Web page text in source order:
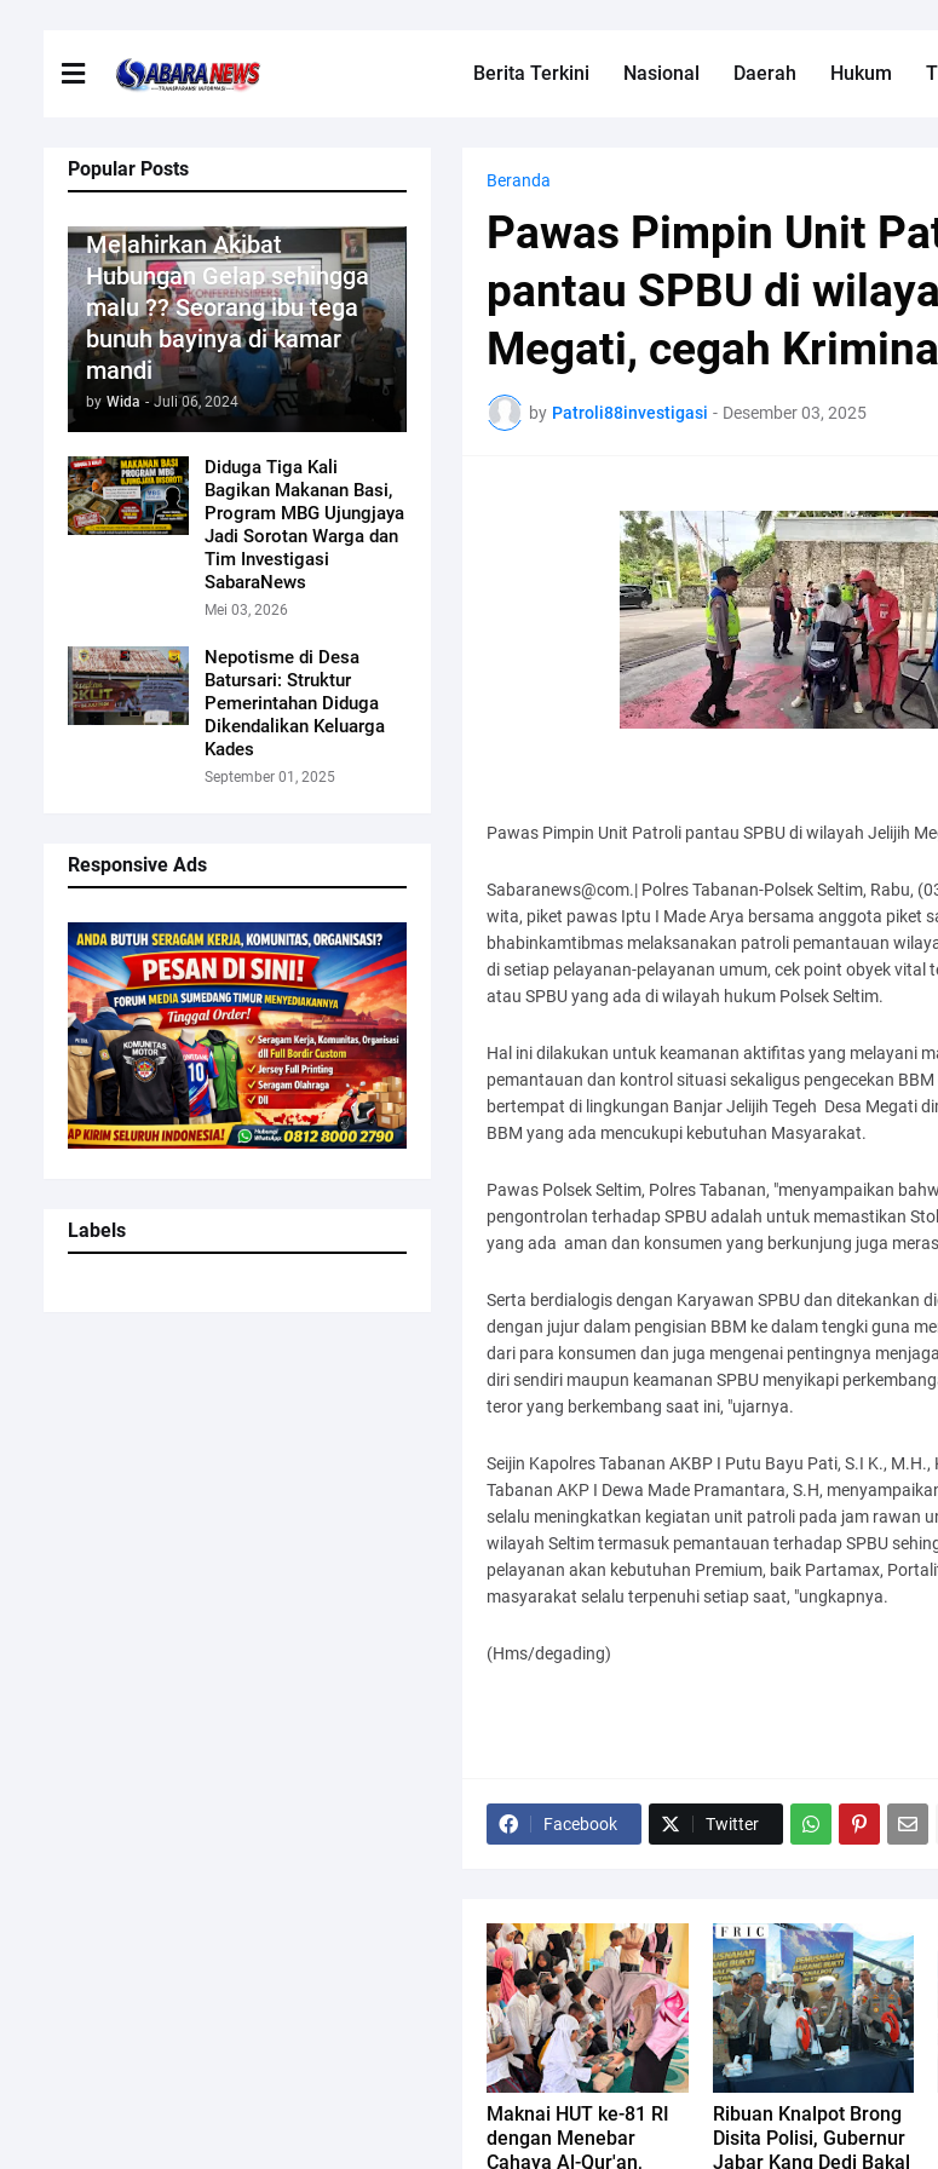
Berita Terkini Nasional Daerah Hukum
Popular Posts
Melahirkan Akibat
Hubungan Gelap sehingga
malu ?? Seorang ibu tega
bunuh bayinya di kamar
mandi
by Wida - Juli 06, 2024
Diduga Tiga Kali
Bagikan Makanan Basi,
Program MBG Ujungjaya
Jadi Sorotan Warga dan
Tim Investigasi
SabaraNews
Mei 03, 2026
Nepotisme di Desa
Batursari: Struktur
Pemerintahan Diduga
Dikendalikan Keluarga
Kades
September 01, 2025
Responsive Ads
Labels
Beranda
Pawas Pimpin Unit
pantau SPBU di
Megati, cegah
by Patroli88investigasi - Desember 03, 2025
Pawas Pimpin Unit Patroli pantau SPBU di wilayah Jelijih
Sabaranews@com.| Polres Tabanan-Polsek Seltim, Rabu,
wita, piket pawas Iptu I Made Arya bersama anggota piket
bhabinkamtibmas melaksanakan patroli pemantauan
di setiap pelayanan-pelayanan umum, cek point obyek vital
atau SPBU yang ada di wilayah hukum Polsek Seltim.
Hal ini dilakukan untuk keamanan aktifitas yang melayani
pemantauan dan kontrol situasi sekaligus pengecekan
bertempat di lingkungan Banjar Jelijih Tegeh Desa Megati
BBM yang ada mencukupi kebutuhan Masyarakat.
Pawas Polsek Seltim, Polres Tabanan, "menyampaikan
pengontrolan terhadap SPBU adalah untuk memastikan
yang ada aman dan konsumen yang berkunjung juga
Serta berdialogis dengan Karyawan SPBU dan ditekankan
dengan jujur dalam pengisian BBM ke dalam tengki guna
dari para konsumen dan juga mengenai pentingnya
diri sendiri maupun keamanan SPBU menyikapi
teror yang berkembang saat ini, "ujarnya.
Seijin Kapolres Tabanan AKBP I Putu Bayu Pati, S.I K., M.H.,
Tabanan AKP I Dewa Made Pramantara, S.H,
selalu meningkatkan kegiatan unit patroli pada jam rawan
wilayah Seltim termasuk pemantauan terhadap SPBU
pelayanan akan kebutuhan Premium, baik Partamax,
masyarakat selalu terpenuhi setiap saat, "ungkapnya.
(Hms/degading)
Facebook Twitter
Maknai HUT ke-81 RI
dengan Menebar
Cahaya Al-Qur'an,
Ribuan Knalpot Brong
Disita Polisi, Gubernur
Jabar Kang Dedi Bakal